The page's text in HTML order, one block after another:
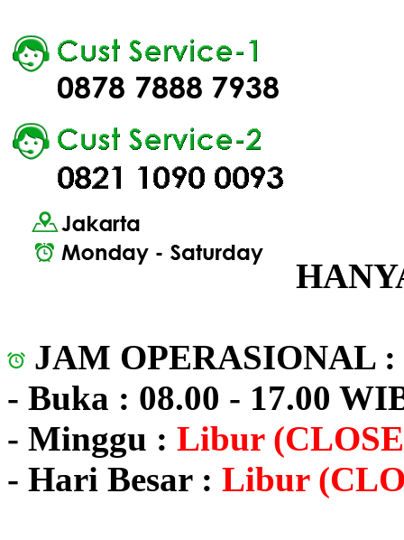
JAM OPERASIONAL :
- Buka : 08.00 - 17.00
- Minggu : Libur
- Hari Besar : Libur